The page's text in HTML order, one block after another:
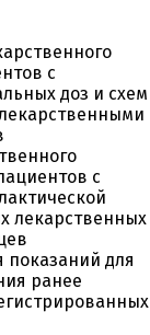
с
доз и схем
с
лекарственных
для
ранее